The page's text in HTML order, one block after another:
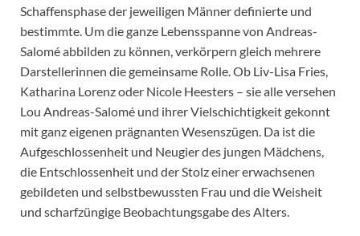
Schaffensphase der jeweiligen Männer definierte und
bestimmte. Um die ganze Lebensspanne von Andreas-
Salomé abbilden zu können, verkörpern gleich mehrere
Darstellerinnen die gemeinsame Rolle. Ob Liv-Lisa Fries,
Katharina Lorenz oder Nicole Heesters – sie alle versehen
Lou Andreas-Salomé und ihrer Vielschichtigkeit gekonnt
mit ganz eigenen prägnanten Wesenszügen. Da ist die
Aufgeschlossenheit und Neugier des jungen Mädchens,
die Entschlossenheit und der Stolz einer erwachsenen
gebildeten und selbstbewussten Frau und die Weisheit
und scharfzüngige Beobachtungsgabe des Alters.